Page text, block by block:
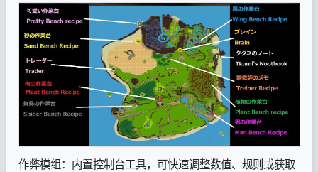
作弊模组：内置控制台工具，可快速调整数值、规则或获取